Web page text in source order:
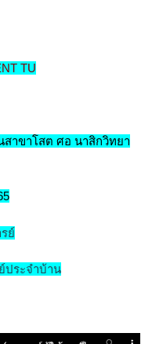
TU
าขาโสต ศอ นาสิกวิทยา
ย์
ประจำบ้าน